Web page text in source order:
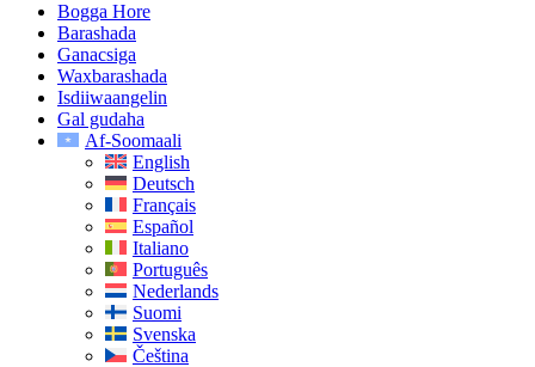
Bogga Hore
Barashada
Ganacsiga
Waxbarashada
Isdiiwaangelin
Gal gudaha
Af-Soomaali
English
Deutsch
Français
Español
Italiano
Português
Nederlands
Suomi
Svenska
Čeština